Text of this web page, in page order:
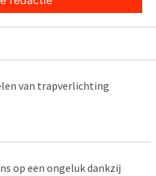
van trapverlichting
op een ongeluk dankzij